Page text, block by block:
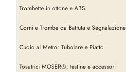
Trombette in ottone e ABS
Corni e Trombe da Battuta e Segnalazione
Cuoio al Metro: Tubolare e Piatto
Tosatrici MOSER®, testine e accessori